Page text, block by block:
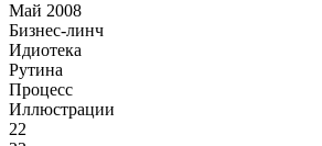
Май 2008
Бизнес-линч
Идиотека
Рутина
Процесс
Иллюстрации
22